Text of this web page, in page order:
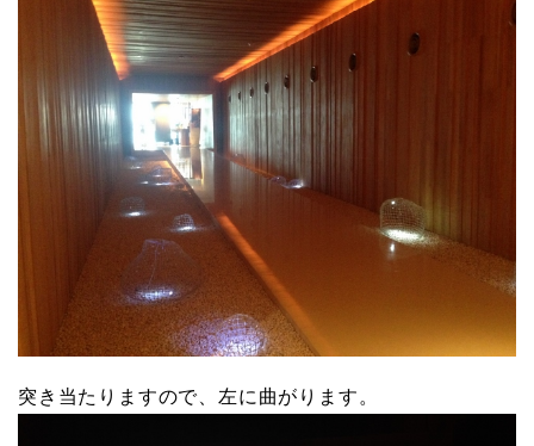
突き当たりますので、左に曲がります。